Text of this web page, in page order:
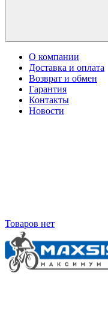
О компании
Доставка и оплата
Возврат и обмен
Гарантия
Контакты
Новости
Товаров нет